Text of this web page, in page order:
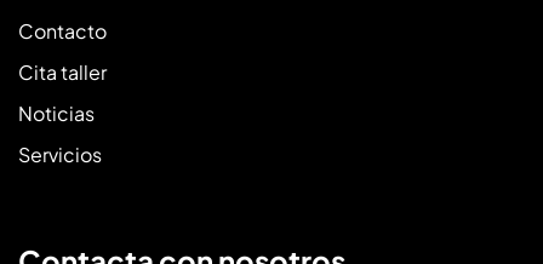
Contacto
Cita taller
Noticias
Servicios